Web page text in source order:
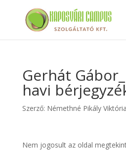
Gerhát
havi
Szerző: Némethné Pikály Viktória
Nem jogosult az oldal